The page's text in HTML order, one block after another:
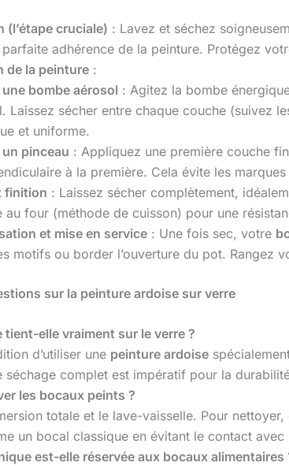
(l’étape cruciale) : Lavez et séchez
parfaite adhérence de la peinture. Protégez
de la peinture :
une bombe aérosol : Agitez la bombe
Laissez sécher entre chaque couche (suivez
et uniforme.
un pinceau : Appliquez une première couche
à la première. Cela évite les
finition : Laissez sécher complètement,
au four (méthode de cuisson) pour une
et mise en service : Une fois sec, votre
motifs ou border l’ouverture du pot. Rangez
sur la peinture ardoise sur verre
tient-elle vraiment sur le verre ?
d’utiliser une peinture ardoise
séchage complet est impératif pour la
les bocaux peints ?
totale et le lave-vaisselle. Pour
un bocal classique en évitant le contact avec
est-elle réservée aux bocaux alimentaires